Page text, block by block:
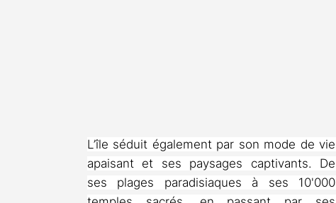
L’île séduit également par son mode de vie
apaisant et ses paysages captivants. De
ses plages paradisiaques à ses 10'000